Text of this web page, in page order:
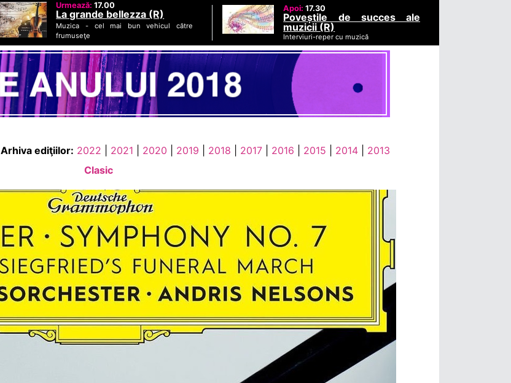
Urmează:17.00
La grande bellezza (R)
Muzica - cel mai bun vehicul către
frumuseţe
Apoi:17.30
Poveștile de succes ale
muzicii (R)
Interviuri-reper cu muzică
Arhiva ediţiilor: 2022 2021 2020 2019 2018 2017 2016 2015 2014
2013
Clasic